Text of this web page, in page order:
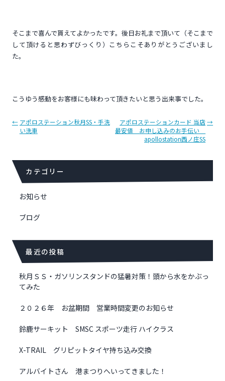
そこまで喜んで貰えてよかったです。後日お礼まで頂いて（そこまで
して頂けると思わずびっくり）こちらこそありがとうございまし
た。
こうゆう感動をお客様にも味わって頂きたいと思う出来事でした。
投
稿
ゲ
ー
ョ
← アポロステーション秋月SS・手洗
い洗車
アポロステーションカード 当店
最安値 お申し込みのお手伝い
apollostation西ノ庄SS
→
カテゴリー
お知らせ
ブログ
最近の投稿
秋月ＳＳ・ガソリンスタンドの猛暑対策！頭から水をかぶっ
てみた
２０２６年 お盆期間 営業時間変更のお知らせ
鈴鹿サーキット SMSC スポーツ走行 ハイクラス
X-TRAIL グリピットタイヤ持ち込み交換
アルバイトさん 港まつりへいってきました！